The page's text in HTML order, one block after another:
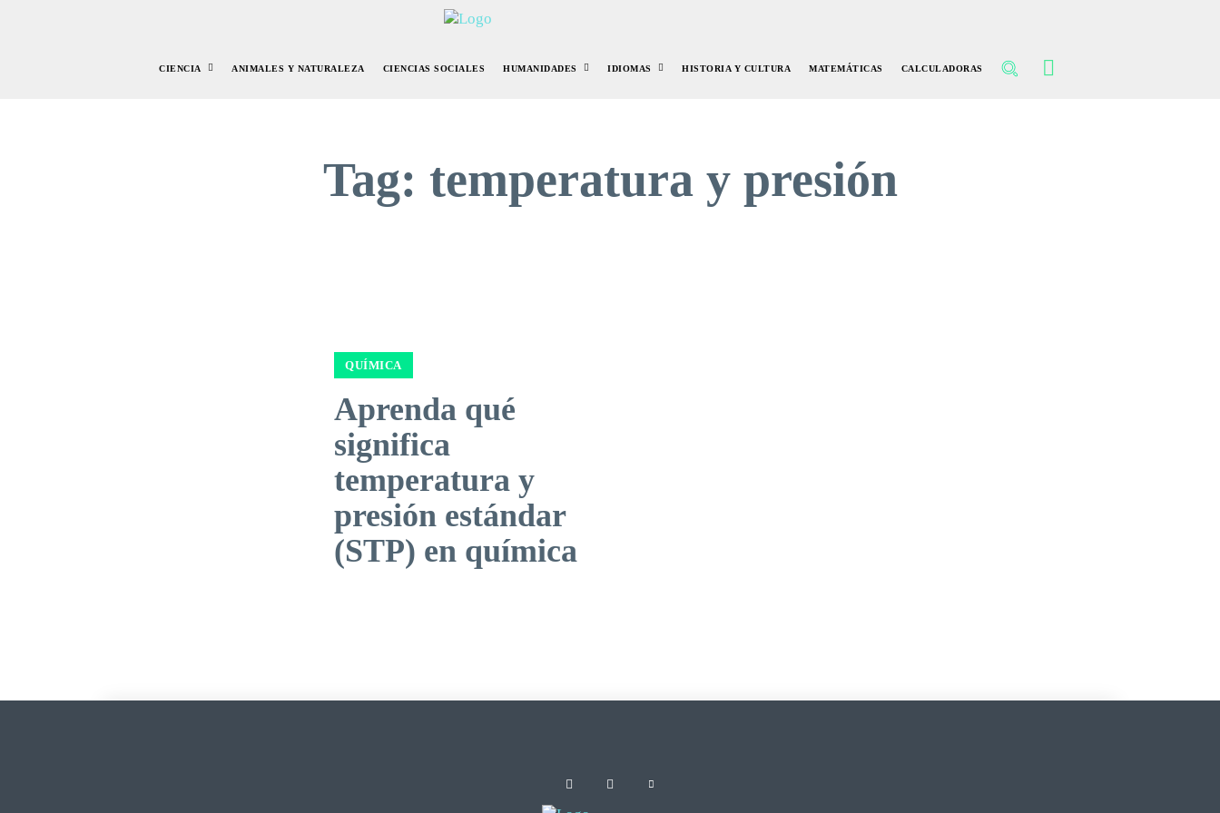
CIENCIA ANIMALES Y NATURALEZA CIENCIAS SOCIALES HUMANIDADES IDIOMAS HISTORIA Y CULTURA MATEMÁTICAS CALCULADORAS
Tag: temperatura y presión
QUÍMICA
Aprenda qué
significa
temperatura y
presión estándar
(STP) en química